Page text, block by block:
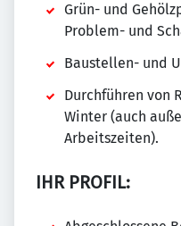
Grün- und
Problem- und
Baustellen- und
Durchführen von
Winter (auch
Arbeitszeiten).
IHR PROFIL: